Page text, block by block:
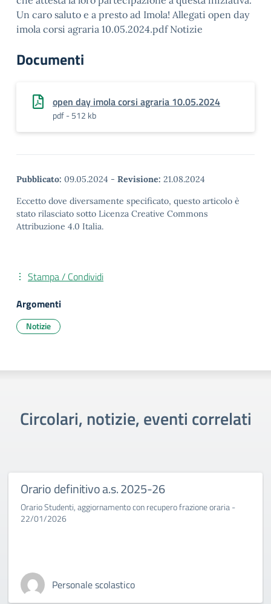
Un caro saluto e a presto ad Imola! Allegati open day
imola corsi agraria 10.05.2024.pdf Notizie
Documenti
open day imola corsi agraria 10.05.2024
pdf - 512 kb
Pubblicato: 09.05.2024 - Revisione: 21.08.2024
Eccetto dove diversamente specificato, questo articolo è
stato rilasciato sotto Licenza Creative Commons
Attribuzione 4.0 Italia.
Stampa / Condividi
Argomenti
Notizie
Circolari, notizie, eventi correlati
Orario definitivo a.s. 2025-26
Orario Studenti, aggiornamento con recupero frazione oraria -
22/01/2026
Personale scolastico